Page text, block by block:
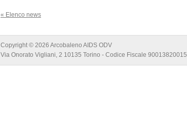
« Elenco news
Copyright © 2026 Arcobaleno AIDS ODV
Via Onorato Vigliani, 2 10135 Torino - Codice Fiscale 90013820015